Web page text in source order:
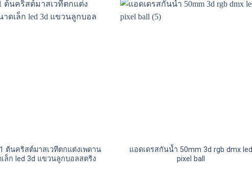
ต้นคริสต์มาสเวทีตกแต่งเพดาน
ล็ก led 3d แขวนลูกบอลสตริง
แอดเดรสกันน้ำ 50mm 3d rgb dmx led
pixel ball